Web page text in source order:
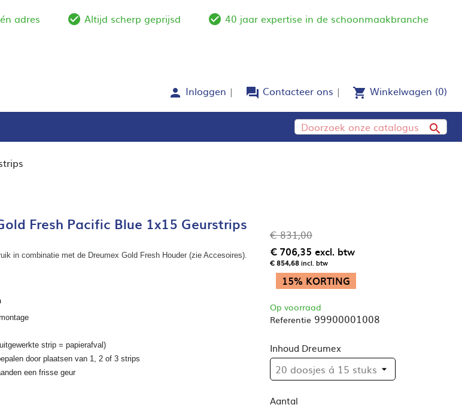
adres check_circle_outline
Altijd scherp geprijsd check_circle_outline
40 jaar expertise in de schoonmaakbranche
person Inloggen forum Contacteer ons shopping_cart Winkelwagen (0)

Fresh Pacific Blue 1x15 Geurstrips
in combinatie met de Dreumex Gold Fresh Houder (zie Accesoires).
strip = papierafval)
door plaatsen van 1, 2 of 3 strips
een frisse geur
€ 831,00
€ 706,35 excl. btw
€ 854,68incl. btw
15% KORTING
Op voorraad
Referentie 99900001008
Inhoud Dreumex
Aantal